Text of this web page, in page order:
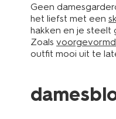
Geen
het liefst met een
hakken en je steelt
Zoals
outfit mooi uit te